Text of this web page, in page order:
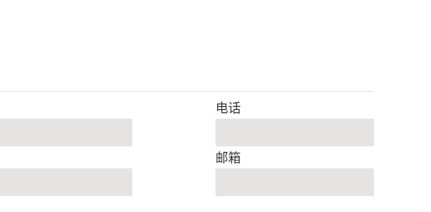
电话
邮箱